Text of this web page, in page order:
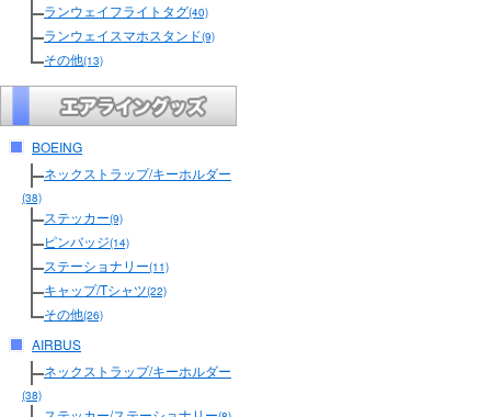
ランウェイフライトタグ(40)
ランウェイスマホスタンド(9)
その他(13)
BOEING
ネックストラップ/キーホルダー
(38)
ステッカー(9)
ピンバッジ(14)
ステーショナリー(11)
キャップ/Tシャツ(22)
その他(26)
AIRBUS
ネックストラップ/キーホルダー
(38)